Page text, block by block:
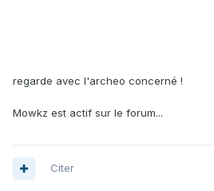
regarde avec l'archeo concerné !
Mowkz est actif sur le forum...
Citer